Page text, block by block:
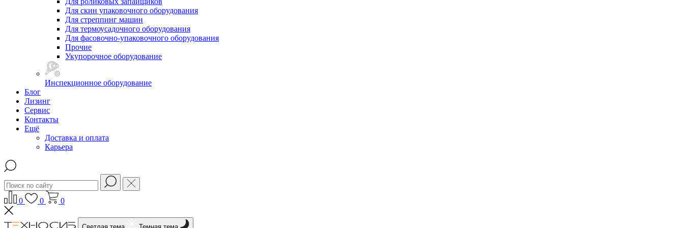
Для скин упаковочного оборудования
Для стреппинг машин
Для термоусадочного оборудования
Для фасовочно-упаковочного оборудования
Прочие
Укупорочное оборудование
Инспекционное оборудование
Блог
Лизинг
Сервис
Контакты
Ещё
Доставка и оплата
Карьера
0 0 0